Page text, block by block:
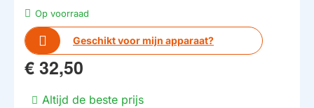
Op voorraad
Geschikt voor mijn apparaat?
€ 32,50
Altijd de beste prijs